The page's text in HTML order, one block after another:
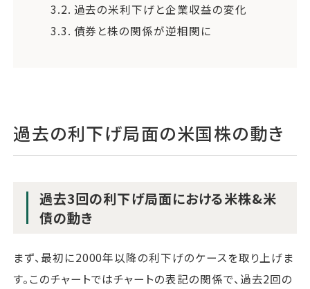
3.2. 過去の米利下げと企業収益の変化
3.3. 債券と株の関係が逆相関に
過去の利下げ局面の米国株の動き
過去3回の利下げ局面における米株&米
債の動き
まず、最初に2000年以降の利下げのケースを取り上げま
す。このチャートではチャートの表記の関係で、過去2回の